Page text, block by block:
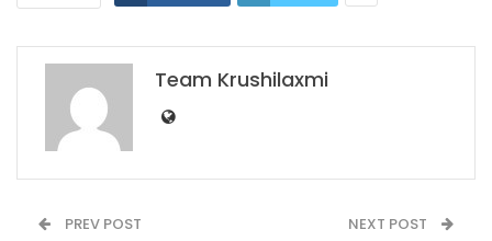
Team Krushilaxmi
PREV POST NEXT POST